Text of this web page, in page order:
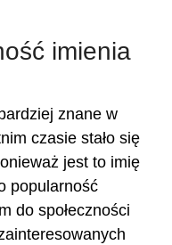
imienia
znane w
czasie stało się
jest to imię
popularność
do społeczności